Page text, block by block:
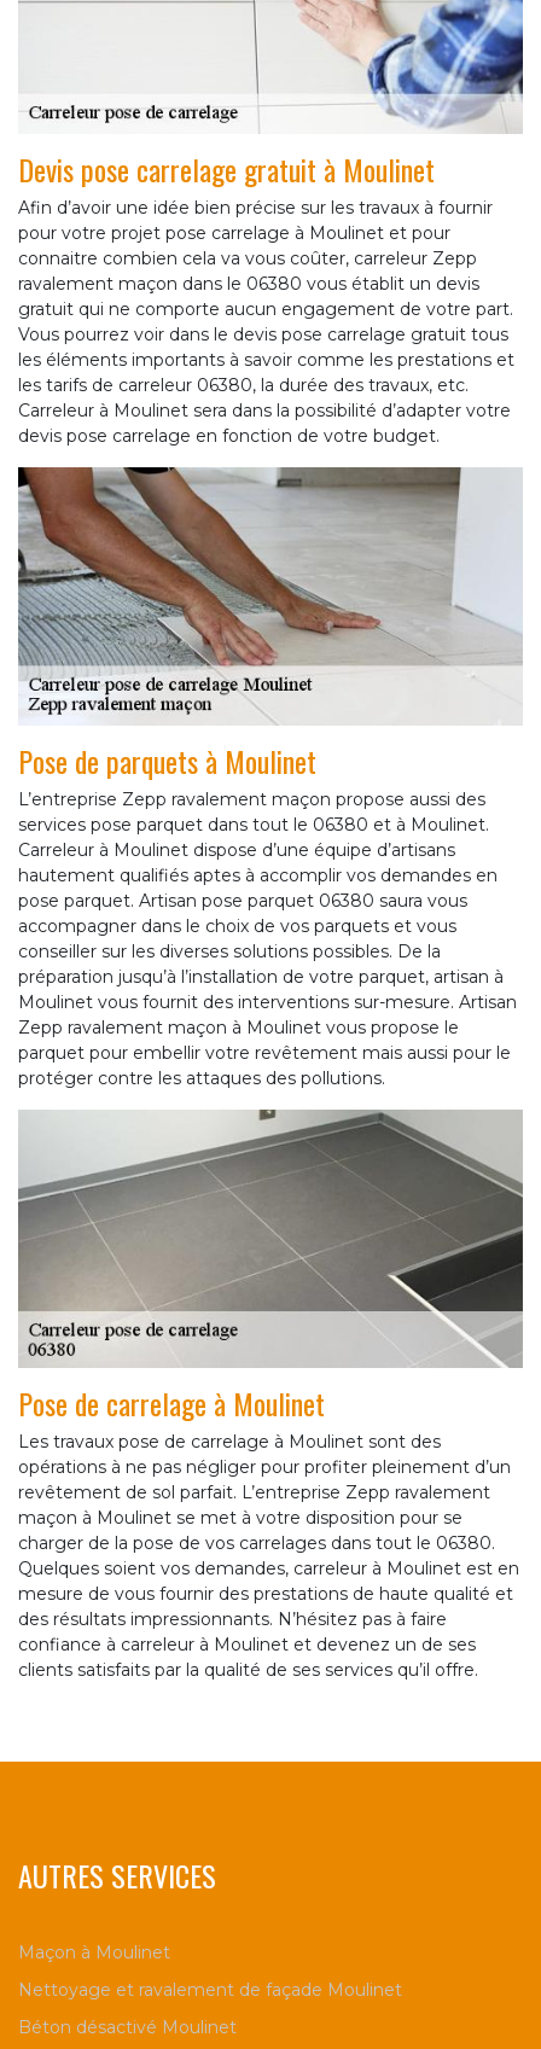
Devis pose carrelage gratuit à Moulinet
Afin d’avoir une idée bien précise sur les travaux à fournir
pour votre projet pose carrelage à Moulinet et pour
connaitre combien cela va vous coûter, carreleur Zepp
ravalement maçon dans le 06380 vous établit un devis
gratuit qui ne comporte aucun engagement de votre part.
Vous pourrez voir dans le devis pose carrelage gratuit tous
les éléments importants à savoir comme les prestations et
les tarifs de carreleur 06380, la durée des travaux, etc.
Carreleur à Moulinet sera dans la possibilité d’adapter votre
devis pose carrelage en fonction de votre budget.
Pose de parquets à Moulinet
L’entreprise Zepp ravalement maçon propose aussi des
services pose parquet dans tout le 06380 et à Moulinet.
Carreleur à Moulinet dispose d’une équipe d’artisans
hautement qualifiés aptes à accomplir vos demandes en
pose parquet. Artisan pose parquet 06380 saura vous
accompagner dans le choix de vos parquets et vous
conseiller sur les diverses solutions possibles. De la
préparation jusqu’à l’installation de votre parquet, artisan à
Moulinet vous fournit des interventions sur-mesure. Artisan
Zepp ravalement maçon à Moulinet vous propose le
parquet pour embellir votre revêtement mais aussi pour le
protéger contre les attaques des pollutions.
Pose de carrelage à Moulinet
Les travaux pose de carrelage à Moulinet sont des
opérations à ne pas négliger pour profiter pleinement d’un
revêtement de sol parfait. L’entreprise Zepp ravalement
maçon à Moulinet se met à votre disposition pour se
charger de la pose de vos carrelages dans tout le 06380.
Quelques soient vos demandes, carreleur à Moulinet est en
mesure de vous fournir des prestations de haute qualité et
des résultats impressionnants. N’hésitez pas à faire
confiance à carreleur à Moulinet et devenez un de ses
clients satisfaits par la qualité de ses services qu’il offre.
AUTRES SERVICES
Maçon à Moulinet
Nettoyage et ravalement de façade Moulinet
Béton désactivé Moulinet